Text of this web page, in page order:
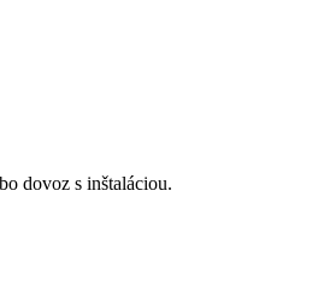
dovoz s inštaláciou.